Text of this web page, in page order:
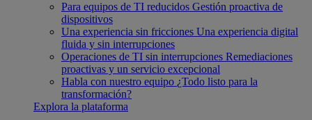
Para equipos de TI reducidos Gestión proactiva de
dispositivos
Una experiencia sin fricciones Una experiencia digital
fluida y sin interrupciones
Operaciones de TI sin interrupciones Remediaciones
proactivas y un servicio excepcional
Habla con nuestro equipo ¿Todo listo para la
transformación?
Explora la plataforma